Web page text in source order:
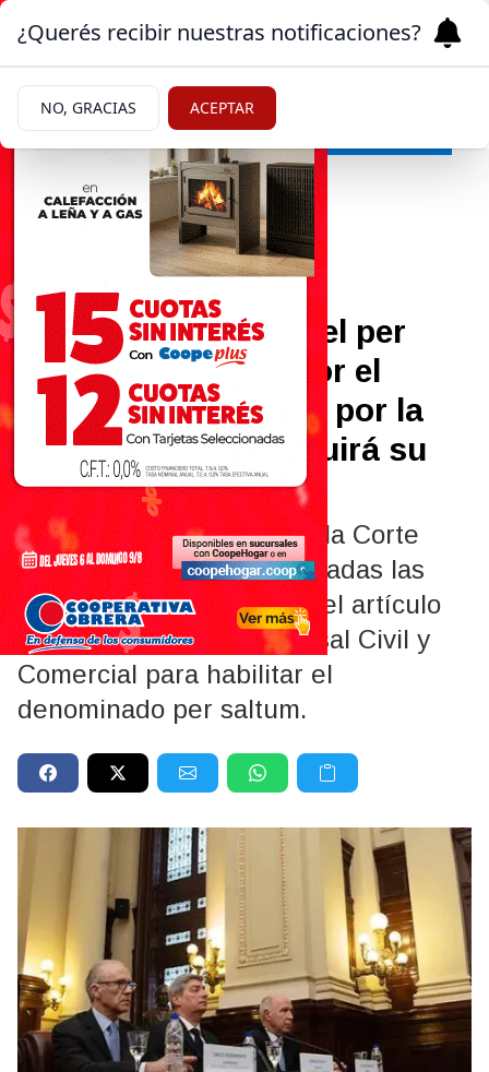
JUSTICIA |
La Corte no aceptó el per
saltum solicitado por el
Gobierno y la causa por la
reforma laboral seguirá su
curso
En una resolución breve, la Corte
sostuvo que no estaban dadas las
condiciones previstas en el artículo
257 bis del Código Procesal Civil y
Comercial para habilitar el
denominado per saltum.
¿Querés recibir nuestras notificaciones?
NO, GRACIAS ACEPTAR